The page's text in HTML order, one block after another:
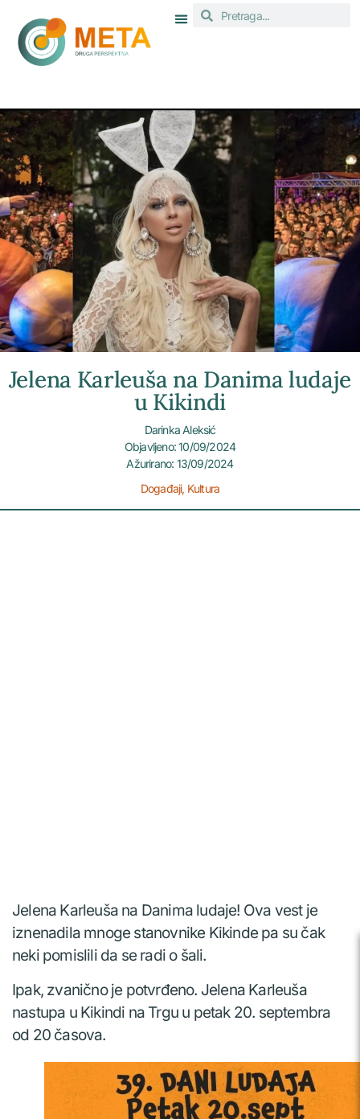
Jelena Karleuša na Danima ludaje
u Kikindi
Darinka Aleksić
Objavljeno: 10/09/2024
Ažurirano: 13/09/2024
Događaji, Kultura
Jelena Karleuša na Danima ludaje! Ova vest je
iznenadila mnoge stanovnike Kikinde pa su čak
neki pomislili da se radi o šali.
Ipak, zvanično je potvrđeno. Jelena Karleuša
nastupa u Kikindi na Trgu u petak 20. septembra
od 20 časova.